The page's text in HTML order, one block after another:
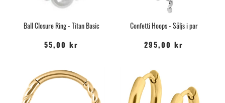
Ball Closure Ring - Titan Basic
55,00 kr
Confetti Hoops - Säljs i par
295,00 kr